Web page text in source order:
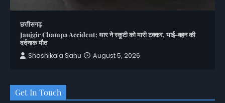
छत्तीसगढ़
Janjgir Champa Accident: थार ने स्कूटी को मारी टक्कर, भाई-बहन की
दर्दनाक मौत
Shashikala Sahu
August 5, 2026
Get In Touch